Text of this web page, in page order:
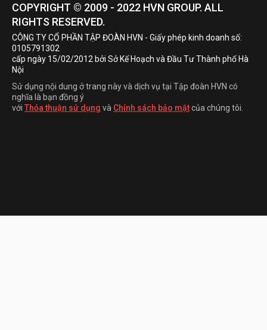
COPYRIGHT © 2009 - 2022 HVN GROUP. ALL
RIGHTS RESERVED.
CÔNG TY CỔ PHẦN TẬP ĐOÀN HVN - Giấy phép kinh doanh số:
0105791302
cấp ngày 15/02/2012 bởi Sở Kế Hoạch và Đầu Tư Thành phố Hà
Nội
Sử dụng nội dung ở trang này và dịch vụ tại Tập đoàn HVN có
nghĩa là bạn đồng ý
với Thỏa thuận sử dụng và Chính sách bảo mậtcủa chúng tôi.